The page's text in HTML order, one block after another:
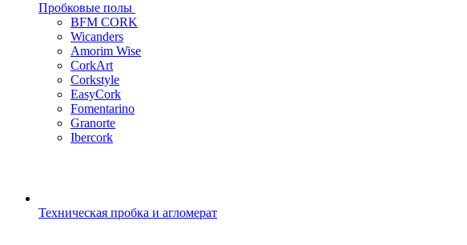
Пробковые полы
BFM CORK
Wicanders
Amorim Wise
CorkArt
Corkstyle
EasyCork
Fomentarino
Granorte
Ibercork
Техническая пробка и агломерат